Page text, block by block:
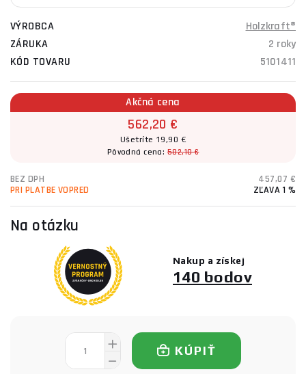
VÝROBCA
Holzkraft®
ZÁRUKA
2 roky
KÓD TOVARU
5101411
Akčná cena
562,20 €
Ušetríte 19,90 €
Pôvodná cena:582,10 €
BEZ DPH
457,07 €
PRI PLATBE VOPRED
ZĽAVA 1 %
Na otázku
Nakup a získej
140 bodov
KÚPIŤ